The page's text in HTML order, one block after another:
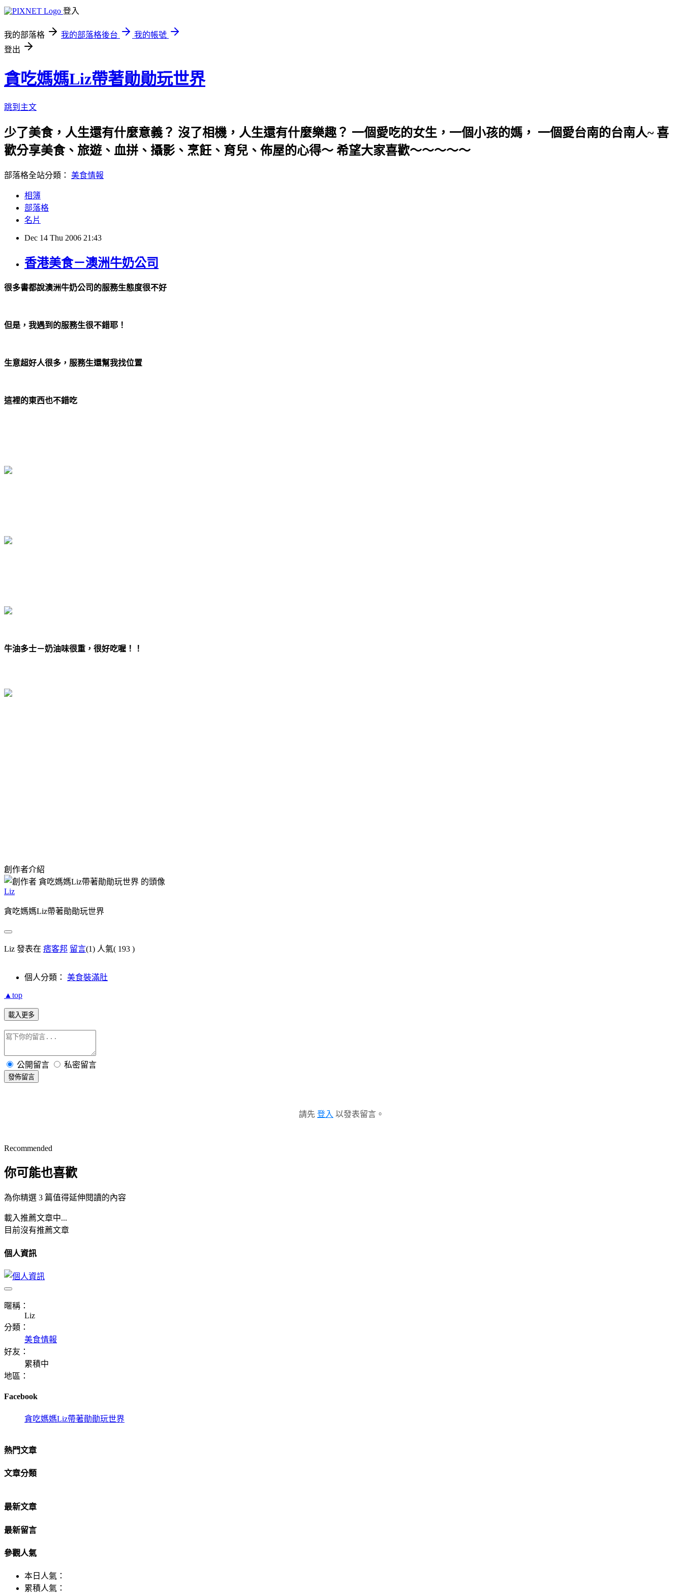
登入
我的部落格 我的部落格後台
我的帳號
登出
貪吃媽媽Liz帶著勛勛玩世界
跳到主文
少了美食，人生還有什麼意義？ 沒了相機，人生還有什麼樂趣？ 一個愛吃的女生，一個小孩的媽， 一個愛台南的台南人~ 喜
歡分享美食、旅遊、血拼、攝影、烹飪、育兒、佈屋的心得～ 希望大家喜歡～～～～～
部落格全站分類： 美食情報
相簿
部落格
名片
Dec 14 Thu 2006 21:43
香港美食－澳洲牛奶公司
很多書都說澳洲牛奶公司的服務生態度很不好
但是，我遇到的服務生很不錯耶！
生意超好人很多，服務生還幫我找位置
這裡的東西也不錯吃
牛油多士－奶油味很重，很好吃喔！！
創作者介紹
Liz
貪吃媽媽Liz帶著勛勛玩世界
Liz 發表在 痞客邦 留言(1) 人氣( 193 )
個人分類： 美食裝滿肚
▲top
載入更多
公開留言 私密留言
發佈留言
請先 登入 以發表留言。
Recommended
你可能也喜歡
為你精選 3 篇值得延伸閱讀的內容
載入推薦文章中...
目前沒有推薦文章
個人資訊
暱稱：
Liz
分類：
美食情報
好友：
累積中
地區：
Facebook
貪吃媽媽Liz帶著勛勛玩世界
熱門文章
文章分類
最新文章
最新留言
參觀人氣
本日人氣：
累積人氣：